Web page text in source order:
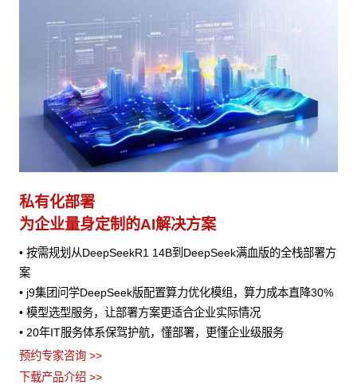
私有化部署
为企业量身定制的AI解决方案
• 按需规划从DeepSeekR1 14B到DeepSeek满血版的全栈部署方
案
• j9集团问学DeepSeek版配置算力优化模组，算力成本直降30%
• 模型选型服务，让部署方案更适合企业实际情况
• 20年IT服务体系保驾护航，懂部署，更懂企业级服务
预约专家咨询 >>
下载产品介绍 >>